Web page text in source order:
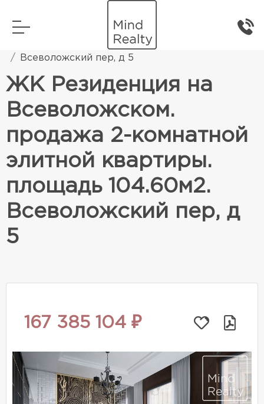
Элитная жилая недвижимость
Всеволожский пер, д 5
ЖК Резиденция на
Всеволожском.
продажа 2-комнатной
элитной квартиры.
площадь 104.60м2.
Всеволожский пер, д
5
167 385 104 ₽